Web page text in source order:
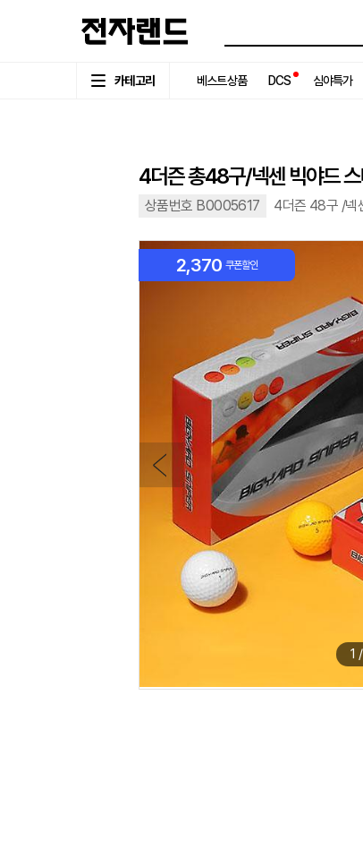
카테고리 베스트상품 DCS 심야특가
4더즌 총48구/넥센 빅야드
상품번호 B0005617 4더즌 48구 /넥
2,370 쿠폰할인
1 /